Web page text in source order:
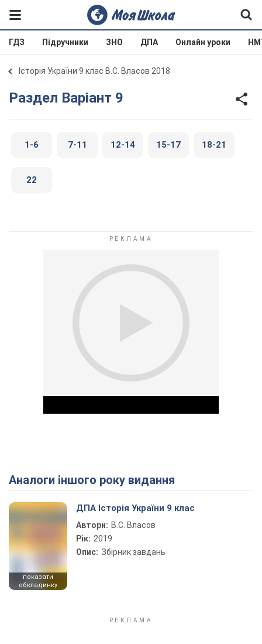
ГДЗ Підручники ЗНО ДПА Онлайн уроки
Історія України 9 клас В.С. Власов 2018
Раздел Варіант 9
1-6 7-11 12-14 15-17 18-21
22
Play Video
Аналоги іншого року видання
показати
обкладинку
ДПА Історія України 9 клас
Автори: В.С. Власов
Рік: 2019
Опис: Збірник завдань